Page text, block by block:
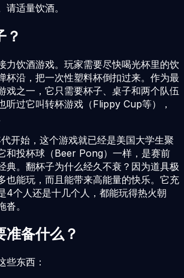
适量饮酒。
？
力饮酒游戏。玩家需要尽快喝光杯里的饮
杯沿，把一次性塑料杯倒扣过来。作为最
戏之一，它只需要杯子、桌子和两个队伍
听过它叫转杯游戏（Flippy Cup等），
开始，这个游戏就已经是美国大学生聚
和投杯球（Beer Pong）一样，是赛前
典。翻杯子为什么经久不衰？因为道具极
也能玩，而且能带来高能量的快乐。它充
4个人还是十几个人，都能玩得热火朝
。
准备什么？
些东西：